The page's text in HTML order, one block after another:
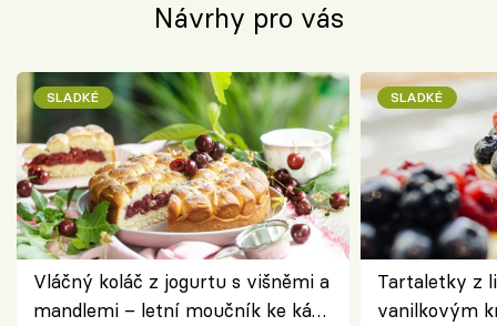
Návrhy pro vás
SLADKÉ
Vláčný koláč z jogurtu s višněmi a
mandlemi – letní moučník ke kávě
SLADKÉ
Tartaletky z
vanilkovým